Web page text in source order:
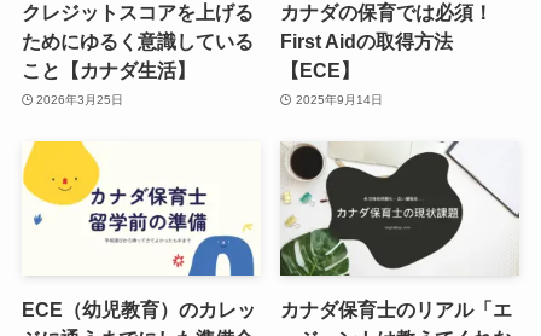
クレジットスコアを上げる
ためにゆるく意識している
こと【カナダ生活】
2026年3月25日
カナダの保育では必須！
First Aidの取得方法
【ECE】
2025年9月14日
ECE（幼児教育）のカレッ
カナダ保育士のリアル「エ